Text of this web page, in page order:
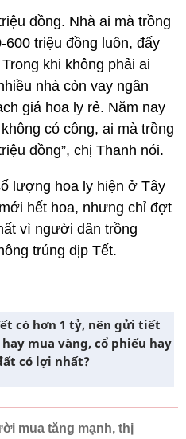
đồng. Nhà ai mà trồng
600 triệu đồng luôn, đấy
khi không phải ai
nhà còn vay ngân
giá hoa ly rẻ. Năm nay
có công, ai mà trồng
đồng”, chị Thanh nói.
lượng hoa ly hiện ở Tây
hết hoa, nhưng chỉ đợt
vì người dân trồng
trúng dịp Tết.
có hơn 1 tỷ, nên gửi tiết
mua vàng, cổ phiếu hay
có lợi nhất?
mua tăng mạnh, thị